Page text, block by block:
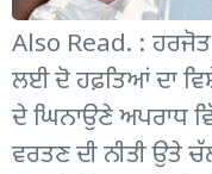
Also Read. :
ਲਈ ਦੋ ਹਫ਼ਤਿਆਂ ਦਾ
ਦੇ ਘਿਨਾਉਣੇ ਅਪਰਾਧ
ਵਰਤਣ ਦੀ ਨੀਤੀ ਉਤੇ